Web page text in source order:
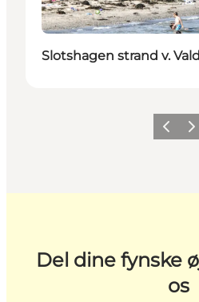
Slotshagen strand v.
Forrige
Del dine fynske
os